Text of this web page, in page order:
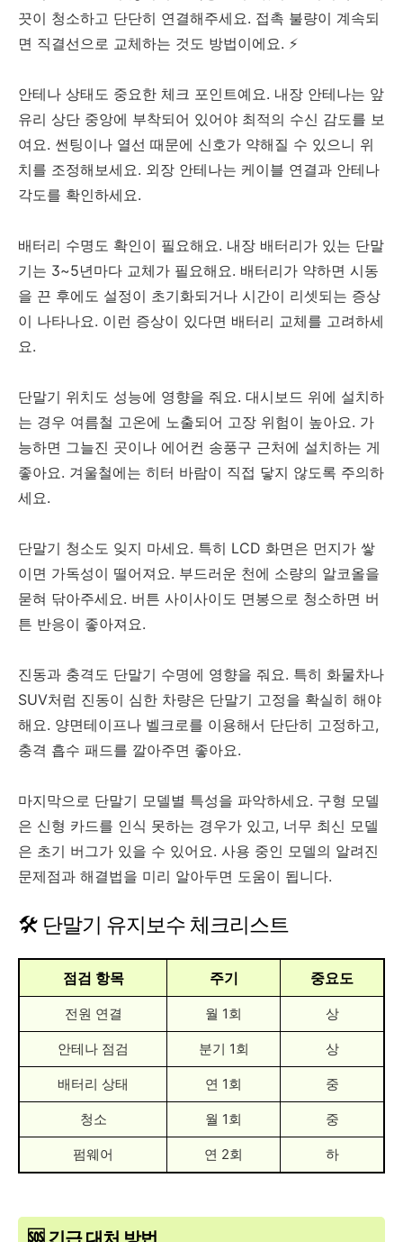
끗이 청소하고 단단히 연결해주세요. 접촉 불량이 계속되
면 직결선으로 교체하는 것도 방법이에요. ⚡
안테나 상태도 중요한 체크 포인트예요. 내장 안테나는 앞
유리 상단 중앙에 부착되어 있어야 최적의 수신 감도를 보
여요. 썬팅이나 열선 때문에 신호가 약해질 수 있으니 위
치를 조정해보세요. 외장 안테나는 케이블 연결과 안테나
각도를 확인하세요.
배터리 수명도 확인이 필요해요. 내장 배터리가 있는 단말
기는 3~5년마다 교체가 필요해요. 배터리가 약하면 시동
을 끈 후에도 설정이 초기화되거나 시간이 리셋되는 증상
이 나타나요. 이런 증상이 있다면 배터리 교체를 고려하세
요.
단말기 위치도 성능에 영향을 줘요. 대시보드 위에 설치하
는 경우 여름철 고온에 노출되어 고장 위험이 높아요. 가
능하면 그늘진 곳이나 에어컨 송풍구 근처에 설치하는 게
좋아요. 겨울철에는 히터 바람이 직접 닿지 않도록 주의하
세요.
단말기 청소도 잊지 마세요. 특히 LCD 화면은 먼지가 쌓
이면 가독성이 떨어져요. 부드러운 천에 소량의 알코올을
묻혀 닦아주세요. 버튼 사이사이도 면봉으로 청소하면 버
튼 반응이 좋아져요.
진동과 충격도 단말기 수명에 영향을 줘요. 특히 화물차나
SUV처럼 진동이 심한 차량은 단말기 고정을 확실히 해야
해요. 양면테이프나 벨크로를 이용해서 단단히 고정하고,
충격 흡수 패드를 깔아주면 좋아요.
마지막으로 단말기 모델별 특성을 파악하세요. 구형 모델
은 신형 카드를 인식 못하는 경우가 있고, 너무 최신 모델
은 초기 버그가 있을 수 있어요. 사용 중인 모델의 알려진
문제점과 해결법을 미리 알아두면 도움이 됩니다.
🛠️ 단말기 유지보수 체크리스트
점검 항목 주기 중요도
전원 연결 월 1회 상
안테나 점검 분기 1회 상
배터리 상태 연 1회 중
청소 월 1회 중
펌웨어 연 2회 하